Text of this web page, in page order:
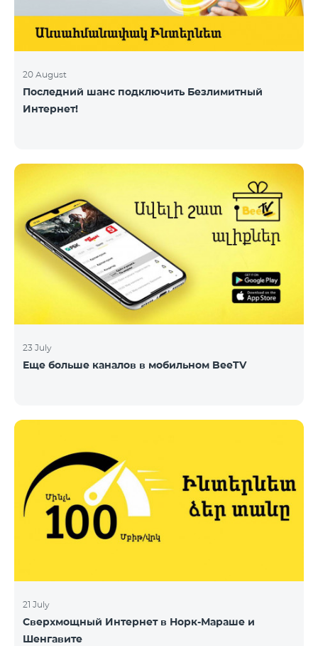
20 August
Последний шанс подключить Безлимитный
Интернет!
23 July
Еще больше каналов в мобильном BeeTV
21 July
Сверхмощный Интернет в Норк-Мараше и
Шенгавите